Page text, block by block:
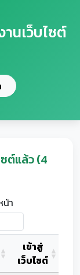
านเว็บไซต์
ต์แล้ว (4
น้า
เข้าสู่
เว็บไซต์